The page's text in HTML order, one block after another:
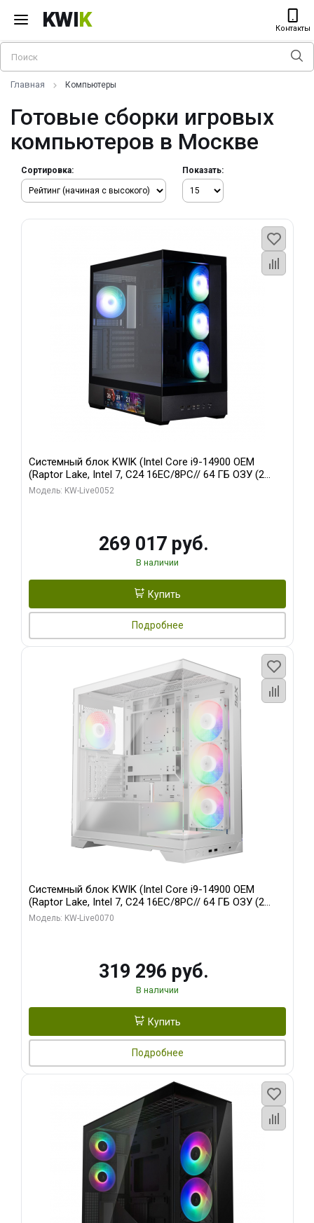
KWIK Контакты
Главная Компьютеры
Готовые сборки игровых
компьютеров в Москве
Сортировка: Показать:
Системный блок KWIK (Intel Core i9-14900 OEM
(Raptor Lake, Intel 7, C24 16EC/8PC// 64 ГБ ОЗУ (2
модуля)/ Palit RTX5080 GAMINGPRO OC 16GB GDDR7
Модель: KW-Live0052
269 017 руб.
В наличии
Купить
Подробнее
Системный блок KWIK (Intel Core i9-14900 OEM
(Raptor Lake, Intel 7, C24 16EC/8PC// 64 ГБ ОЗУ (2
модуля)/ Gigabyte RTX5080 XTREME WATERFORCE
Модель: KW-Live0070
319 296 руб.
В наличии
Купить
Подробнее